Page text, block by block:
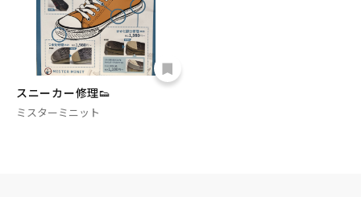
スニーカー修理👟
ミスターミニット